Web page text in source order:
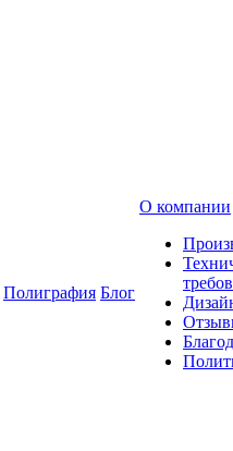
Полиграфия Блог
О компании